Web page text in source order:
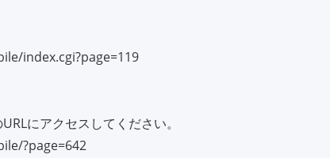
index.cgi?page=119
にアクセスしてください。
?page=642